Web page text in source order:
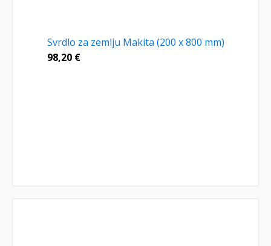
Svrdlo za zemlju Makita (200 x 800 mm)
98,20 €